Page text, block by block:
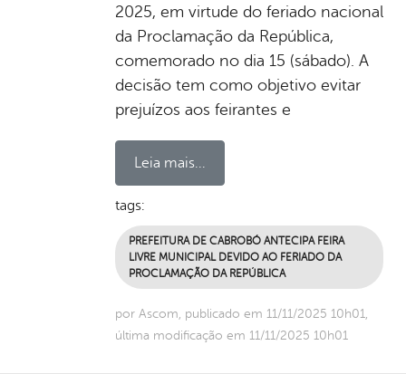
2025, em virtude do feriado nacional
da Proclamação da República,
comemorado no dia 15 (sábado). A
decisão tem como objetivo evitar
prejuízos aos feirantes e
Leia mais...
tags:
PREFEITURA DE CABROBÓ ANTECIPA FEIRA
LIVRE MUNICIPAL DEVIDO AO FERIADO DA
PROCLAMAÇÃO DA REPÚBLICA
por Ascom, publicado em 11/11/2025 10h01,
última modificação em 11/11/2025 10h01